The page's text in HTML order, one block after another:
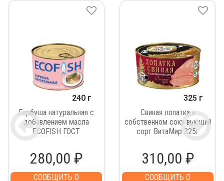
240 г
Горбуша натуральная с
добавлением масла
ECOFISH ГОСТ
280,00 ₽
СООБЩИТЬ О
325 г
Свиная лопатка в
собственном соку высший
сорт ВитаМир 325г
310,00 ₽
СООБЩИТЬ О